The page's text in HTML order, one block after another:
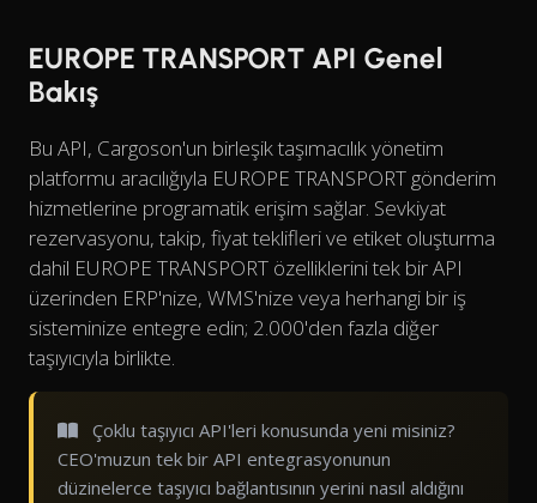
EUROPE TRANSPORT API Genel
Bakış
Bu API, Cargoson'un birleşik taşımacılık yönetim
platformu aracılığıyla EUROPE TRANSPORT gönderim
hizmetlerine programatik erişim sağlar. Sevkiyat
rezervasyonu, takip, fiyat teklifleri ve etiket oluşturma
dahil EUROPE TRANSPORT özelliklerini tek bir API
üzerinden ERP'nize, WMS'nize veya herhangi bir iş
sisteminize entegre edin; 2.000'den fazla diğer
taşıyıcıyla birlikte.
Çoklu taşıyıcı API'leri konusunda yeni misiniz?
CEO'muzun tek bir API entegrasyonunun
düzinelerce taşıyıcı bağlantısının yerini nasıl aldığını